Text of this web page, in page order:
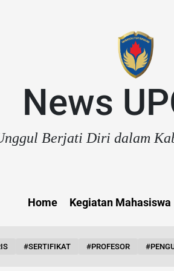
News
Berjati Diri dalam
Home Kegiatan Mahasiswa
#SERTIFIKAT #PROFESOR